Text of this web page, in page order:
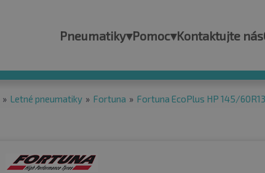
Pneumatiky▾Pomoc▾Kontaktujte nás
» Letné pneumatiky » Fortuna » Fortuna EcoPlus HP 145/